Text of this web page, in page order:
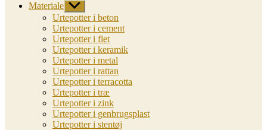
Materiale Vis
undermenu
Urtepotter i beton
Urtepotter i cement
Urtepotter i flet
Urtepotter i keramik
Urtepotter i metal
Urtepotter i rattan
Urtepotter i terracotta
Urtepotter i træ
Urtepotter i zink
Urtepotter i genbrugsplast
Urtepotter i stentøj